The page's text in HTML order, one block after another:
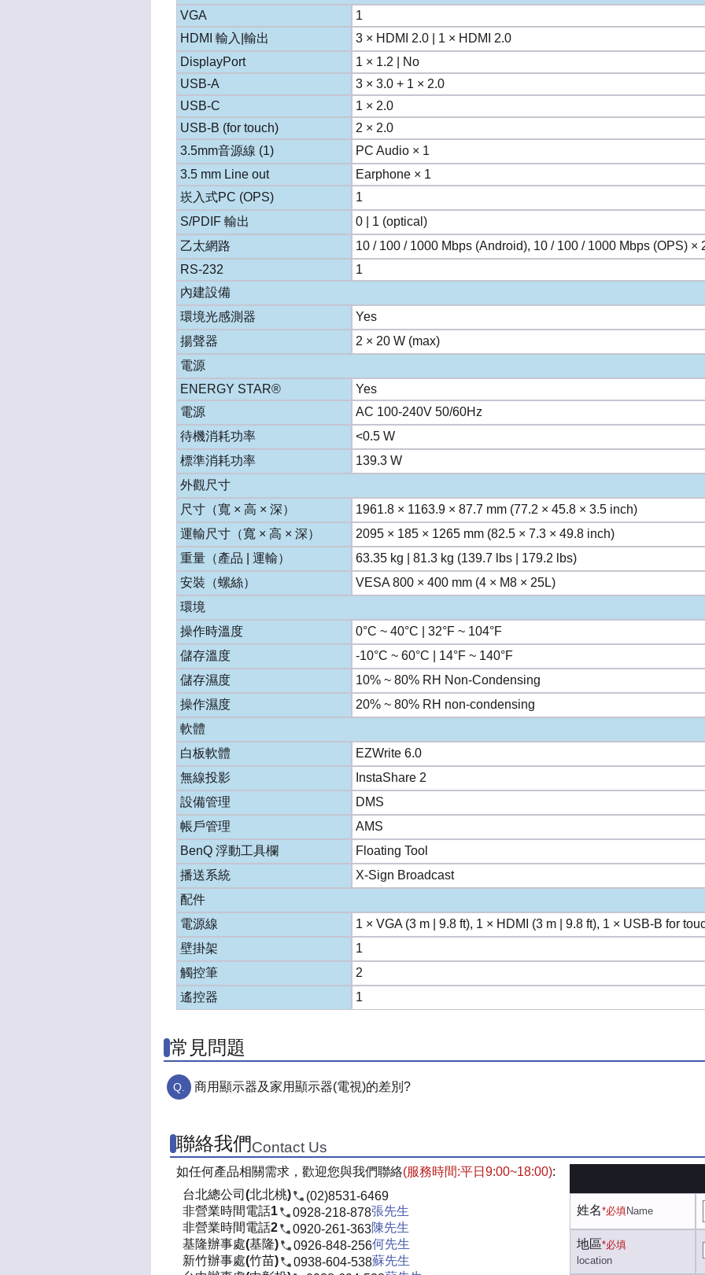
VGA
1
HDMI 輸入|輸出
3 × HDMI 2.0 | 1 × HDMI 2.0
DisplayPort
1 × 1.2 | No
USB-A
3 × 3.0 + 1 × 2.0
USB-C
1 × 2.0
USB-B (for touch)
2 × 2.0
3.5mm音源線 (1)
PC Audio × 1
3.5 mm Line out
Earphone × 1
崁入式PC (OPS)
1
S/PDIF 輸出
0 | 1 (optical)
乙太網路
10 / 100 / 1000 Mbps (Android), 10 / 100 / 1000 Mbps (OPS) ×
RS-232
1
內建設備
環境光感測器
Yes
揚聲器
2 × 20 W (max)
電源
ENERGY STAR®
Yes
電源
AC 100-240V 50/60Hz
待機消耗功率
<0.5 W
標準消耗功率
139.3 W
外觀尺寸
尺寸（寬 × 高 × 深）
1961.8 × 1163.9 × 87.7 mm (77.2 × 45.8 × 3.5 inch)
運輸尺寸（寬 × 高 × 深）
2095 × 185 × 1265 mm (82.5 × 7.3 × 49.8 inch)
重量（產品 | 運輸）
63.35 kg | 81.3 kg (139.7 lbs | 179.2 lbs)
安裝（螺絲）
VESA 800 × 400 mm (4 × M8 × 25L)
環境
操作時溫度
0°C ~ 40°C | 32°F ~ 104°F
儲存溫度
-10°C ~ 60°C | 14°F ~ 140°F
儲存濕度
10% ~ 80% RH Non-Condensing
操作濕度
20% ~ 80% RH non-condensing
軟體
白板軟體
EZWrite 6.0
無線投影
InstaShare 2
設備管理
DMS
帳戶管理
AMS
BenQ 浮動工具欄
Floating Tool
播送系統
X-Sign Broadcast
配件
電源線
1 × VGA (3 m | 9.8 ft), 1 × HDMI (3 m | 9.8 ft), 1 × USB-B for
壁掛架
1
觸控筆
2
遙控器
1
常見問題
商用顯示器及家用顯示器(電視)的差別?
聯絡我們Contact Us
如任何產品相關需求，歡迎您與我們聯絡(服務時間:平日9:00~18:00):
台北總公司(北北桃)
(02)8531-6469
非營業時間電話1
0928-218-878張先生
非營業時間電話2
0920-261-363陳先生
基隆辦事處(基隆)
0926-848-256何先生
新竹辦事處(竹苗)
0938-604-538蘇先生
姓名*必填Name
地區*必填
location